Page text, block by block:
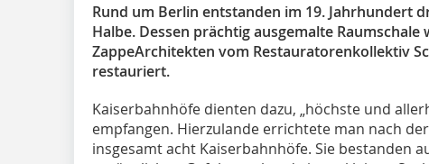
Rund um Berlin entstanden im 19. Jahrhundert
Halbe. Dessen prächtig ausgemalte
ZappeArchitekten vom Restauratorenkollektiv
restauriert.
Kaiserbahnhöfe dienten dazu, „höchste und
empfangen. Hierzulande errichtete man nach
insgesamt acht Kaiserbahnhöfe. Sie bestanden